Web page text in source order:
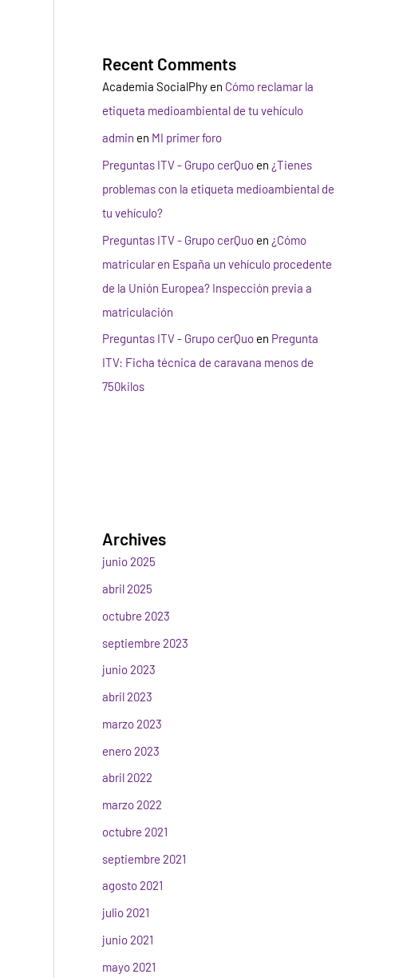
Recent Comments
Academia SocialPhy en Cómo reclamar la
etiqueta medioambiental de tu vehículo
admin en MI primer foro
Preguntas ITV - Grupo cerQuo en ¿Tienes
problemas con la etiqueta medioambiental de
tu vehículo?
Preguntas ITV - Grupo cerQuo en ¿Cómo
matricular en España un vehículo procedente
de la Unión Europea? Inspección previa a
matriculación
Preguntas ITV - Grupo cerQuo en Pregunta
ITV: Ficha técnica de caravana menos de
750kilos
Archives
junio 2025
abril 2025
octubre 2023
septiembre 2023
junio 2023
abril 2023
marzo 2023
enero 2023
abril 2022
marzo 2022
octubre 2021
septiembre 2021
agosto 2021
julio 2021
junio 2021
mayo 2021